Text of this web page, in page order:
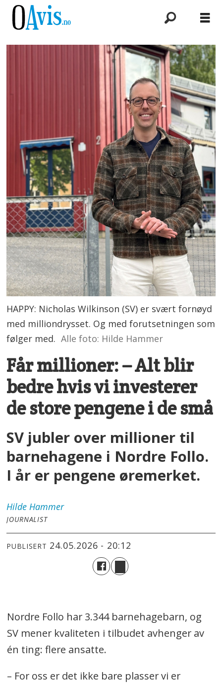
HAPPY: Nicholas Wilkinson (SV) er svært fornøyd
med milliondrysset. Og med forutsetningen som
følger med. Alle foto: Hilde Hammer
Får millioner: – Alt blir
bedre hvis vi investerer
de store pengene i de små
SV jubler over millioner til
barnehagene i Nordre Follo.
I år er pengene øremerket.
Hilde Hammer
JOURNALIST
PUBLISERT 24.05.2026 - 20:12
Nordre Follo har 3.344 barnehagebarn, og
SV mener kvaliteten i tilbudet avhenger av
én ting: flere ansatte.
– For oss er det ikke bare plasser vi er